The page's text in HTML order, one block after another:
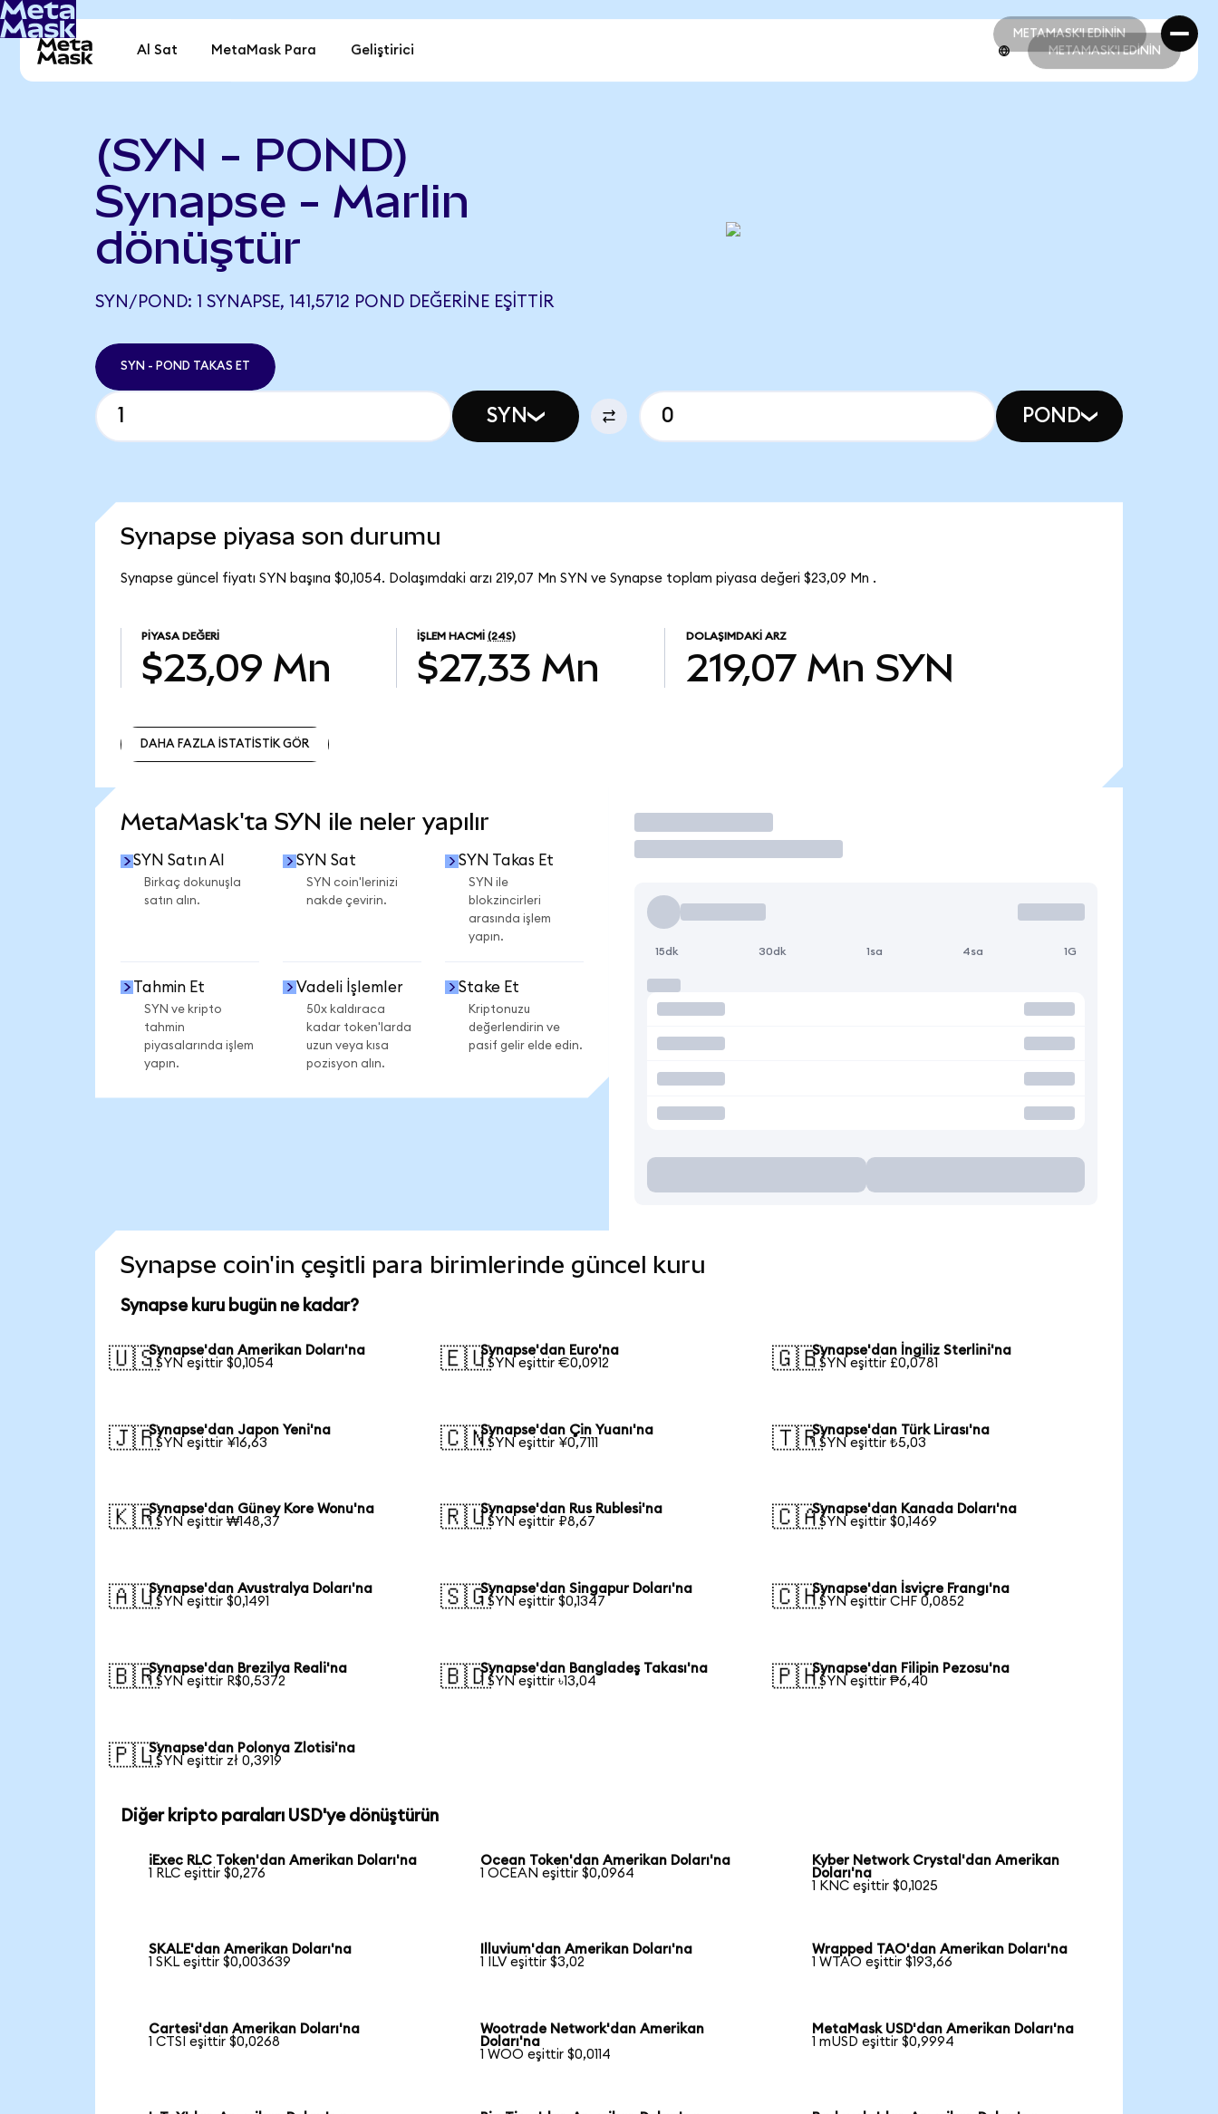
METAMASK'I EDİNİN
METAMASK'I EDİNİN
Al Sat MetaMask Para Geliştirici METAMASK'I EDİNİN
(SYN - POND)
Synapse - Marlin
dönüştür
SYN/POND: 1 SYNAPSE, 141,5712 POND DEĞERINE EŞITTIR
SYN - POND TAKAS ET
SYN POND
Synapse piyasa son durumu
Synapse güncel fiyatı SYN başına $0,1054. Dolaşımdaki arzı 219,07 Mn SYN ve Synapse toplam piyasa değeri $23,09 Mn .
PIYASA DEĞERI
$23,09 Mn
İŞLEM HACMI (24S)
$27,33 Mn
DOLAŞIMDAKI ARZ
219,07 Mn SYN
DAHA FAZLA İSTATİSTİK GÖR
MetaMask'ta SYN ile neler yapılır
SYN Satın Al
Birkaç dokunuşla
satın alın.
SYN Sat
SYN coin'lerinizi
nakde çevirin.
SYN Takas Et
SYN ile
blokzincirleri
arasında işlem
yapın.
Tahmin Et
SYN ve kripto
tahmin
piyasalarında işlem
yapın.
Vadeli İşlemler
50x kaldıraca
kadar token'larda
uzun veya kısa
pozisyon alın.
Stake Et
Kriptonuzu
değerlendirin ve
pasif gelir elde edin.
İşlem Yap
15dk 30dk 1sa 4sa 1G
Synapse coin'in çeşitli para birimlerinde güncel kuru
Synapse kuru bugün ne kadar?
🇺🇸Synapse'dan Amerikan Doları'na
1 SYN eşittir $0,1054
🇪🇺Synapse'dan Euro'na
1 SYN eşittir €0,0912
🇬🇧Synapse'dan İngiliz Sterlini'na
1 SYN eşittir £0,0781
🇯🇵Synapse'dan Japon Yeni'na
1 SYN eşittir ¥16,63
🇨🇳Synapse'dan Çin Yuanı'na
1 SYN eşittir ¥0,7111
🇹🇷Synapse'dan Türk Lirası'na
1 SYN eşittir ₺5,03
🇰🇷Synapse'dan Güney Kore Wonu'na
1 SYN eşittir ₩148,37
🇷🇺Synapse'dan Rus Rublesi'na
1 SYN eşittir ₽8,67
🇨🇦Synapse'dan Kanada Doları'na
1 SYN eşittir $0,1469
🇦🇺Synapse'dan Avustralya Doları'na
1 SYN eşittir $0,1491
🇸🇬Synapse'dan Singapur Doları'na
1 SYN eşittir $0,1347
🇨🇭Synapse'dan İsviçre Frangı'na
1 SYN eşittir CHF 0,0852
🇧🇷Synapse'dan Brezilya Reali'na
1 SYN eşittir R$0,5372
🇧🇩Synapse'dan Bangladeş Takası'na
1 SYN eşittir ৳13,04
🇵🇭Synapse'dan Filipin Pezosu'na
1 SYN eşittir ₱6,40
🇵🇱Synapse'dan Polonya Zlotisi'na
1 SYN eşittir zł 0,3919
Diğer kripto paraları USD'ye dönüştürün
iExec RLC Token'dan Amerikan Doları'na
1 RLC eşittir $0,276
Ocean Token'dan Amerikan Doları'na
1 OCEAN eşittir $0,0964
Kyber Network Crystal'dan Amerikan
Doları'na
1 KNC eşittir $0,1025
SKALE'dan Amerikan Doları'na
1 SKL eşittir $0,003639
Illuvium'dan Amerikan Doları'na
1 ILV eşittir $3,02
Wrapped TAO'dan Amerikan Doları'na
1 WTAO eşittir $193,66
Cartesi'dan Amerikan Doları'na
1 CTSI eşittir $0,0268
Wootrade Network'dan Amerikan
Doları'na
1 WOO eşittir $0,0114
MetaMask USD'dan Amerikan Doları'na
1 mUSD eşittir $0,9994